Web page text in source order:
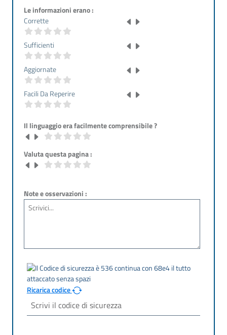
Le informazioni erano :
Corrette
Sufficienti
Aggiornate
Facili Da Reperire
Il linguaggio era facilmente comprensibile ?
Valuta questa pagina :
Note e osservazioni :
Ricarica codice